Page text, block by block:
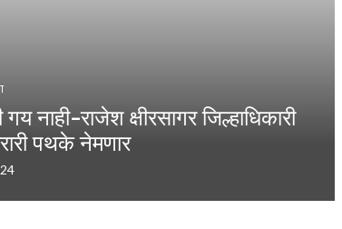
गय नाही-राजेश क्षीरसागर जिल्हाधिकारी
पथके नेमणार